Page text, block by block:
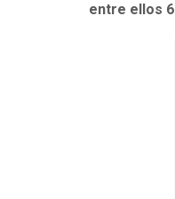
entre ellos